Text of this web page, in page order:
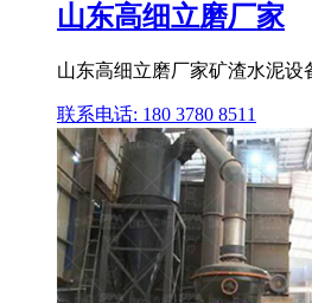
山东高细立磨厂家
山东高细立磨厂家矿渣水泥
联系电话: 180 3780 8511